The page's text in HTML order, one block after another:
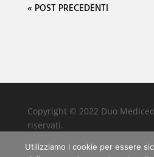
« POST PRECEDENTI
Copyright © 2022 Duo
riservati.
Foto di
Utilizziamo i cookie per essere